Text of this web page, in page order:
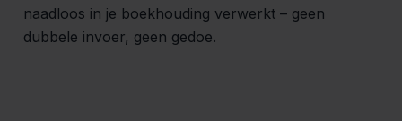
naadloos in je boekhouding verwerkt – geen
dubbele invoer, geen gedoe.